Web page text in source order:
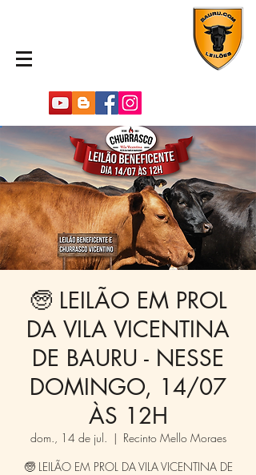
🧓 LEILÃO EM PROL
DA VILA VICENTINA
DE BAURU - NESSE
DOMINGO, 14/07
ÀS 12H
dom., 14 de jul.
  |
Recinto Mello Moraes
🧓 LEILÃO EM PROL DA VILA VICENTINA DE